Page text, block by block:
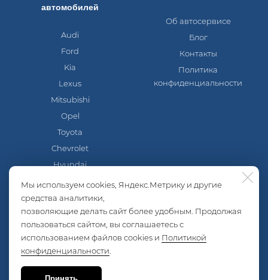
Мы используем cookies, Яндекс.Метрику и другие
средства аналитики,
позволяющие делать сайт более удобным. Продолжая
пользоваться сайтом, вы соглашаетесь с
использованием файлов cookies и Политикой
конфиденциальности
автомобилей
Audi
Ford
Kia
Lexus
Mitsubishi
Opel
Toyota
Chevrolet
Hyundai
Nissan
Skoda
Volkswagen
УАЗ
Об автосервисе
Блог
Контакты
Политика
конфиденциальности